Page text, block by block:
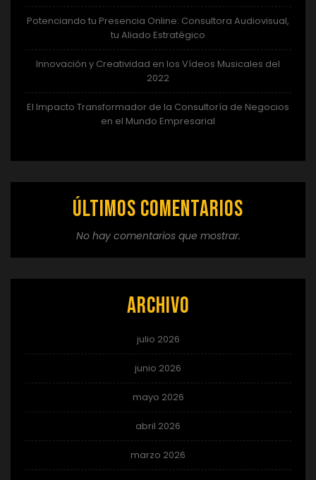
Potenciando tu Presencia Online: Consultora Audiovisual,
tu Aliado Estratégico
Innovación y Creatividad en los Vídeos Musicales del
2022
El Impacto Transformador de la Consultoría de Negocios
en el Mundo Empresarial
Últimos comentarios
No hay comentarios que mostrar.
Archivo
julio 2026
junio 2026
mayo 2026
abril 2026
marzo 2026